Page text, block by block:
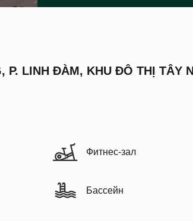
P. LINH ĐÀM, KHU ĐÔ THỊ TÂY
Фитнес-зал
Бассейн